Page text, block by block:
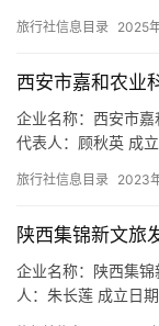
旅行社信息目录 2025
西安市嘉和农业
企业名称：西安市
代表人：顾秋英 成
饮料及茶生产专用
旅行社信息目录 2023
陕西集锦新文旅
企业名称：陕西集
人：朱长莲 成立日